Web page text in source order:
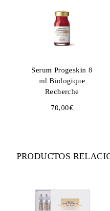
Serum Progeskin 8
ml Biologique
Recherche
70,00€
PRODUCTOS